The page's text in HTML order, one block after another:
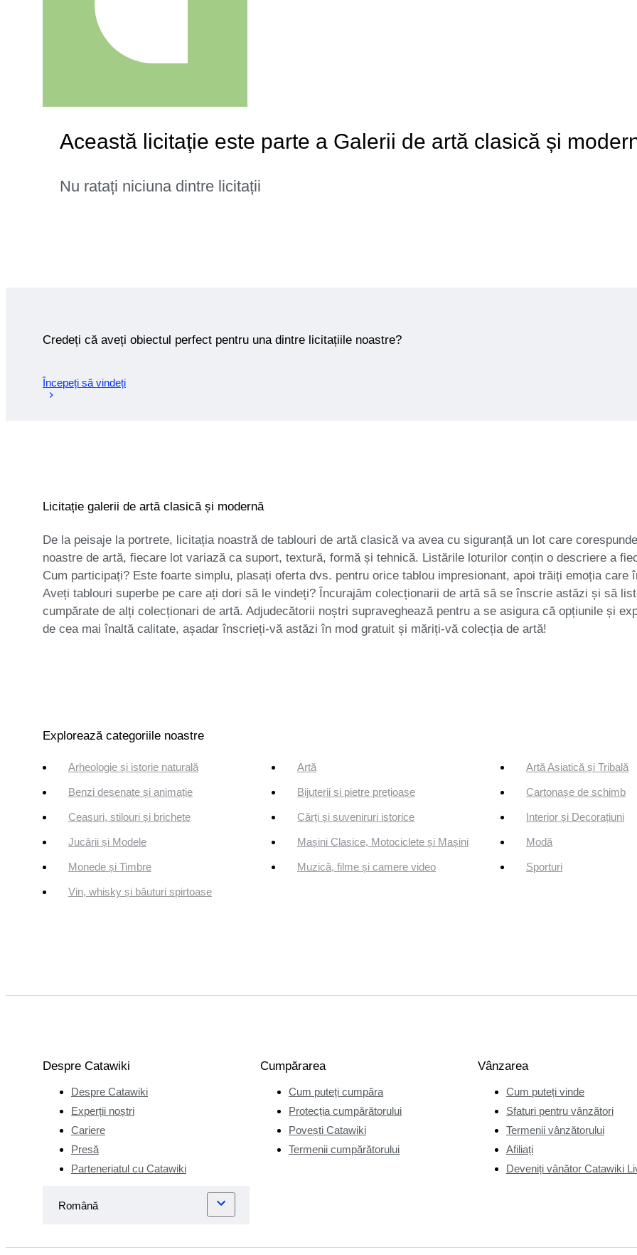
Această licitație este parte a Galerii de artă clasică și
Nu ratați niciuna dintre licitații
Credeți că aveți obiectul perfect pentru una dintre licitațiile noastre?
Începeți să vindeți
Licitație galerii de artă clasică și modernă
De la peisaje la portrete, licitația noastră de tablouri de artă clasică va avea cu siguranță un lot care
noastre de artă, fiecare lot variază ca suport, textură, formă și tehnică. Listările loturilor conțin o descriere a
Cum participați? Este foarte simplu, plasați oferta dvs. pentru orice tablou impresionant, apoi trăiți emoția
Aveți tablouri superbe pe care ați dori să le vindeți? Încurajăm colecționarii de artă să se înscrie astăzi și să
cumpărate de alți colecționari de artă. Adjudecătorii noștri supraveghează pentru a se asigura că opțiunile și
de cea mai înaltă calitate, așadar înscrieți-vă astăzi în mod gratuit și măriți-vă colecția de artă!
Explorează categoriile noastre
Arheologie și istorie naturală Artă Artă Asiatică și Tribală
Benzi desenate și animație Bijuterii si pietre prețioase Cartonașe de schimb
Ceasuri, stilouri și brichete Cărți și suveniruri istorice Interior și Decorațiuni
Jucării și Modele Mașini Clasice, Motociclete și Mașini Modă
Monede și Timbre Muzică, filme și camere video Sporturi
Vin, whisky și băuturi spirtoase
Despre Catawiki
Despre Catawiki
Experții noștri
Cariere
Presă
Parteneriatul cu Catawiki
Cumpărarea
Cum puteți cumpăra
Protecția cumpărătorului
Povești Catawiki
Termenii cumpărătorului
Vânzarea
Cum puteți vinde
Sfaturi pentru vânzători
Termenii vânzătorului
Afiliați
Deveniți vânător Catawiki